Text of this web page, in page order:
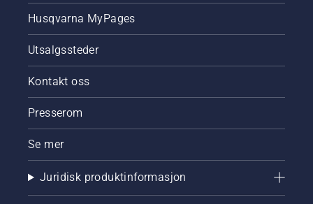
Husqvarna MyPages
Utsalgssteder
Kontakt oss
Presserom
Se mer
Juridisk produktinformasjon